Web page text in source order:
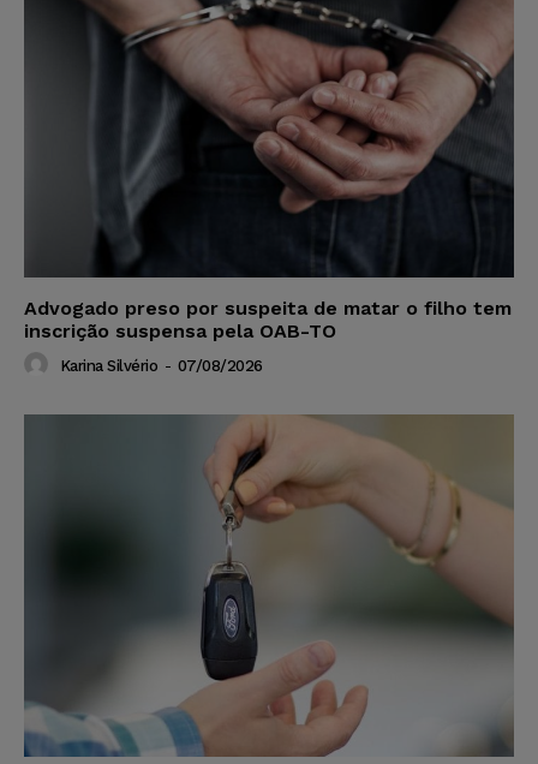
Advogado preso por suspeita de matar o filho tem
inscrição suspensa pela OAB-TO
Karina Silvério - 07/08/2026